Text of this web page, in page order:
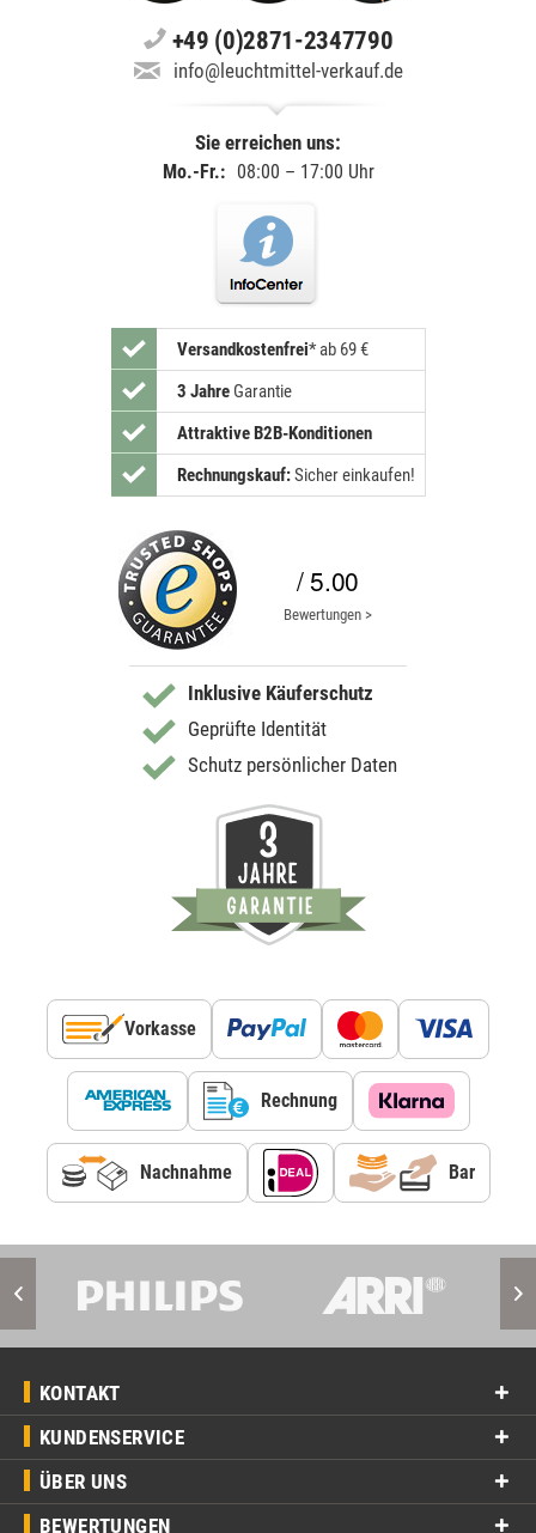
+49 (0)2871-2347790
info@leuchtmittel-verkauf.de
Sie erreichen uns:
Mo.-Fr.: 08:00 – 17:00 Uhr
Versandkostenfrei* ab 69 €
3 JahreGarantie
Attraktive B2B-Konditionen
Rechnungskauf:Sicher einkaufen!
/ 5.00
Bewertungen >
Inklusive Käuferschutz
Geprüfte Identität
Schutz persönlicher Daten
Vorkasse
Rechnung
Nachnahme Bar
KONTAKT
KUNDENSERVICE
ÜBER UNS
BEWERTUNGEN